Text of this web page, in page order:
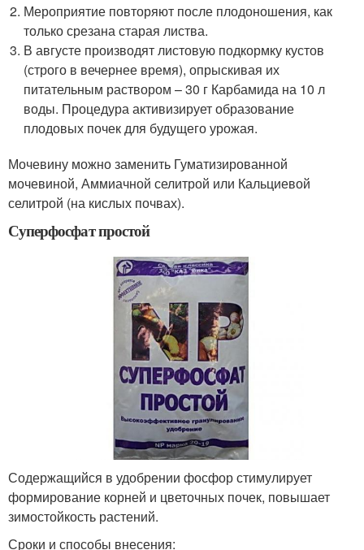
Мероприятие повторяют после плодоношения, как
только срезана старая листва.
В августе производят листовую подкормку кустов
(строго в вечернее время), опрыскивая их
питательным раствором – 30 г Карбамида на 10 л
воды. Процедура активизирует образование
плодовых почек для будущего урожая.
Мочевину можно заменить Гуматизированной
мочевиной, Аммиачной селитрой или Кальциевой
селитрой (на кислых почвах).
Суперфосфат простой
Содержащийся в удобрении фосфор стимулирует
формирование корней и цветочных почек, повышает
зимостойкость растений.
Сроки и способы внесения: